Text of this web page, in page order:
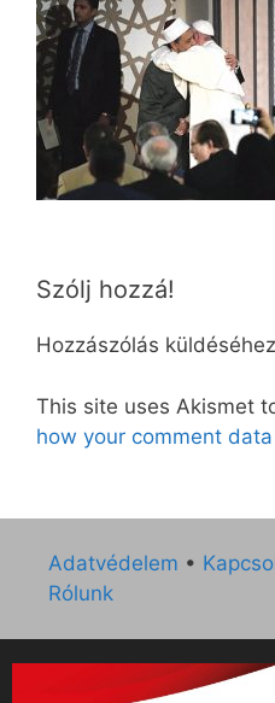
Szólj hozzá!
Hozzászólás küldéséhez
This site uses Akismet
how your comment
Adatvédelem •
Rólunk